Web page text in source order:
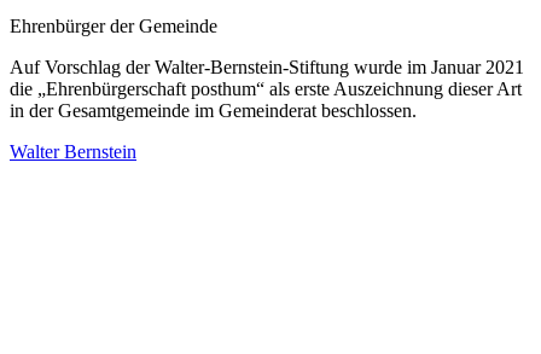
Ehrenbürger der Gemeinde
Auf Vorschlag der Walter-Bernstein-Stiftung wurde im Januar 2021
die „Ehrenbürgerschaft posthum“ als erste Auszeichnung dieser Art
in der Gesamtgemeinde im Gemeinderat beschlossen.
Walter Bernstein